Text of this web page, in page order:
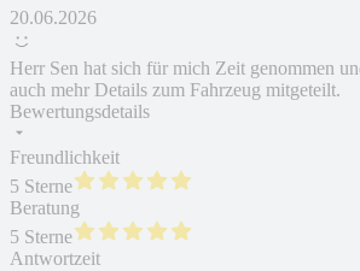
20.06.2026
Herr Sen hat sich für mich Zeit genommen
auch mehr Details zum Fahrzeug mitgeteilt.
Bewertungsdetails
Freundlichkeit
5 Sterne
Beratung
5 Sterne
Antwortzeit